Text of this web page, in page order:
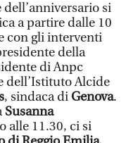
si
a partire dalle 10
con gli interventi
della
di Anpc
dell’Istituto Alcide
, sindaca diGenova.
Susanna
alle 11.30, ci si